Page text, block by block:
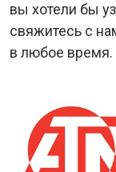
вы хотели бы
свяжитесь с
в любое время.